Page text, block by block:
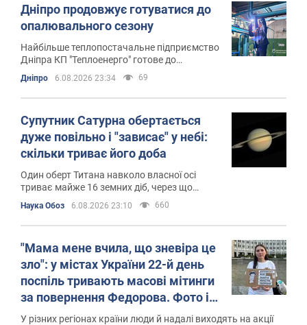
Дніпро продовжує готуватися до
опалювального сезону
Найбільше теплопостачальне підприємство
Дніпра КП "Теплоенерго" готове до
опалювального сезону
Дніпро 6.08.2026 23:34 69
Супутник Сатурна обертається
дуже повільно і "зависає" у небі:
скільки триває його доба
Один оберт Титана навколо власної осі
триває майже 16 земних діб, через що
Сатурн для частини його поверхні ніколи не
заходить за горизонт
Наука Обоз 6.08.2026 23:10 660
"Мама мене вчила, що зневіра це
зло": у містах України 22-й день
поспіль тривають масові мітинги
за повернення Федорова. Фото і
відео
У різних регіонах країни люди й надалі виходять на акції